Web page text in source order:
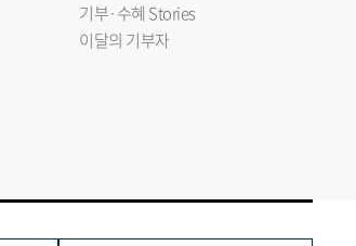
기부·수혜 Stories
이달의 기부자